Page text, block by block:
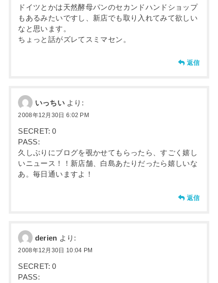
ドイツとかは天然酵母パンのセカンドハンドショップ
もあるみたいですし、新店でも取り入れてみて欲しい
なと思います。
ちょっと話がズレてスミマセン。
返信
いっちい より:
2008年12月30日 6:02 PM
SECRET: 0
PASS:
久しぶりにブログを覗かせてもらったら、すごく嬉し
いニュース！！新店舗、白島あたりだったら嬉しいな
あ。毎日通いますよ！
返信
derien より:
2008年12月30日 10:04 PM
SECRET: 0
PASS: